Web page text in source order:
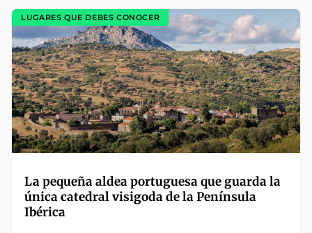
LUGARES QUE DEBES CONOCER
La pequeña aldea portuguesa que guarda la
única catedral visigoda de la Península
Ibérica